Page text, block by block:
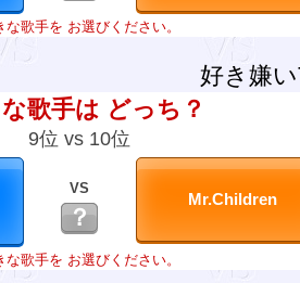
な歌手を お選びください。
好き嫌
歌手は どっち？
9位 vs 10位
VS
？
な歌手を お選びください。